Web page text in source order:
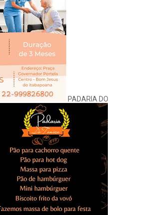
PADARIA DO